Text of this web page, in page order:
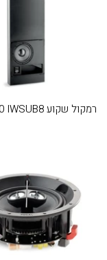
רמקול שקוע Focal 100 IWSUB8